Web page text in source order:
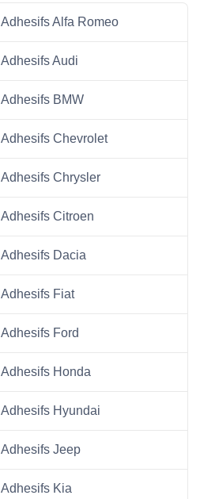
Adhesifs Alfa Romeo
Adhesifs Audi
Adhesifs BMW
Adhesifs Chevrolet
Adhesifs Chrysler
Adhesifs Citroen
Adhesifs Dacia
Adhesifs Fiat
Adhesifs Ford
Adhesifs Honda
Adhesifs Hyundai
Adhesifs Jeep
Adhesifs Kia